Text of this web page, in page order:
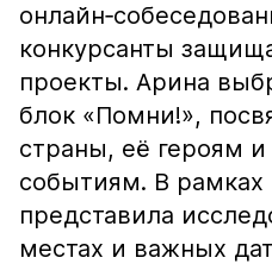
конкурсанты
проекты. Арина
блок «Помни!»,
страны, её героям
событиям. В рамках
представила
местах и важных